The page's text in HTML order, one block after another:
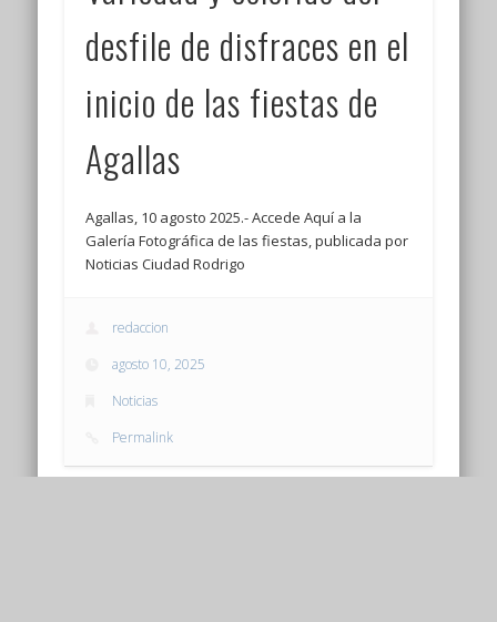
desfile de disfraces en el
inicio de las fiestas de
Agallas
Agallas, 10 agosto 2025.- Accede Aquí a la
Galería Fotográfica de las fiestas, publicada por
Noticias Ciudad Rodrigo
redaccion
agosto 10, 2025
Noticias
Permalink